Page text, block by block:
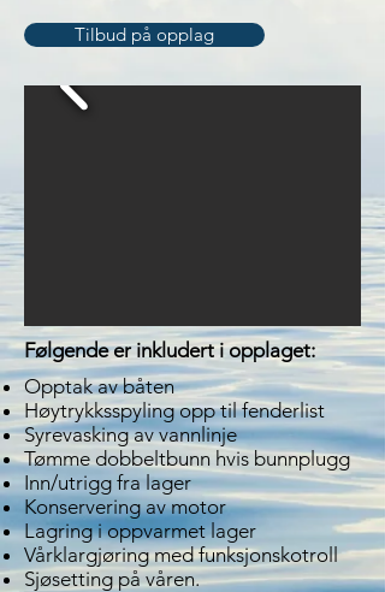
Tilbud på opplag
Følgende er inkludert i opplaget:
Opptak av båten
Høytrykksspyling opp til fenderlist
Syrevasking av vannlinje
Tømme dobbeltbunn hvis bunnplugg
Inn/utrigg fra lager
Konservering av motor
Lagring i oppvarmet lager
Vårklargjøring med funksjonskotroll
Sjøsetting på våren.